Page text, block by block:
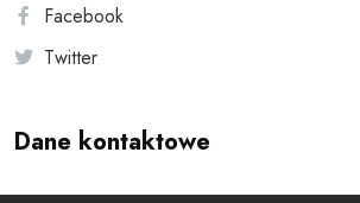
Facebook
Twitter
Dane kontaktowe